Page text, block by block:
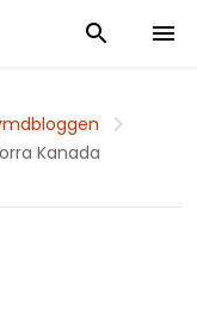
Visa och dölj
Visa
Kanada